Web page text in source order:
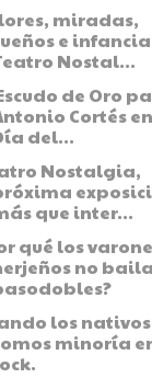
miradas,
e
Nostal...
de Oro
Cortés
del...
Nostalgia,
que inter...
qué los
no
los nativos
minoría